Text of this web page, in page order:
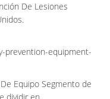
De Lesiones
prevention-equipment-
Equipo Segmento de